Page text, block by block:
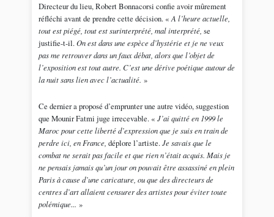
Directeur du lieu, Robert Bonnacorsi confie avoir mûrement
réfléchi avant de prendre cette décision. «A l’heure actuelle,
tout est piégé, tout est surinterprété, mal interprété, se
justifie-t-il.On est dans une espèce d’hystérie et je ne veux
pas me retrouver dans un faux débat, alors que l’objet de
l’exposition est tout autre. C’est une dérive poétique autour de
la nuit sans lien avec l’actualité. »
Ce dernier a proposé d’emprunter une autre vidéo, suggestion
que Mounir Fatmi juge irrecevable. « J’ai quitté en 1999 le
Maroc pour cette liberté d’expression que je suis en train de
perdre ici, en France, déplore l’artiste.Je savais que le
combat ne serait pas facile et que rien n’était acquis. Mais je
ne pensais jamais qu’un jour on pouvait être assassiné en plein
Paris à cause d’une caricature, ou que des directeurs de
centres d’art allaient censurer des artistes pour éviter toute
polémique... »